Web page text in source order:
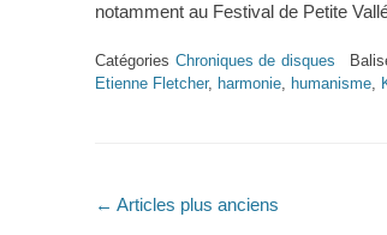
notamment au Festival de Petite
Catégories Chroniques de disques
Etienne Fletcher, harmonie, humanisme,
Navigation
← Articles plus anciens